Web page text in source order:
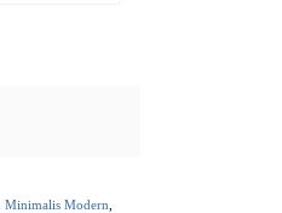
Minimalis Modern